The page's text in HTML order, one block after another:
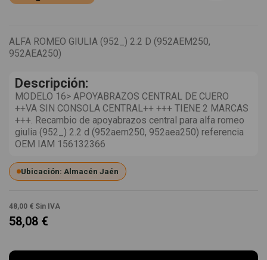
ALFA ROMEO GIULIA (952_) 2.2 D (952AEM250,
952AEA250)
Descripción:
MODELO 16> APOYABRAZOS CENTRAL DE CUERO
++VA SIN CONSOLA CENTRAL++ +++ TIENE 2 MARCAS
+++. Recambio de apoyabrazos central para alfa romeo
giulia (952_) 2.2 d (952aem250, 952aea250) referencia
OEM IAM 156132366
Ubicación: Almacén Jaén
48,00 € Sin IVA
58,08 €